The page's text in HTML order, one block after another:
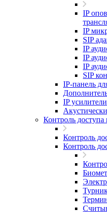
IP
IP
SIP
IP
IP
IP
SIP
IP-панель
IP усилители
Контроль доступа
Контроль
Контроль